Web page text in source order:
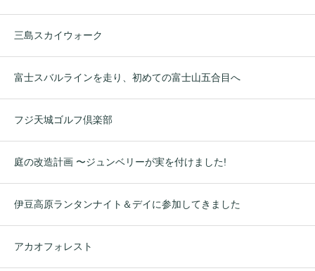
三島スカイウォーク
富士スバルラインを走り、初めての富士山五合目へ
フジ天城ゴルフ倶楽部
庭の改造計画 〜ジュンベリーが実を付けました!
伊豆高原ランタンナイト＆デイに参加してきました
アカオフォレスト